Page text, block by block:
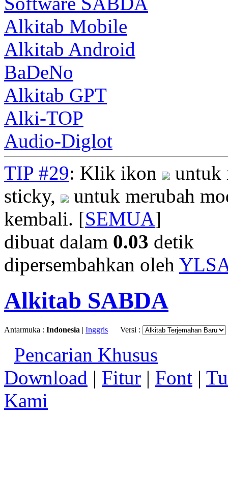
Alkitab Mobile
Alkitab Android
BaDeNo
Alkitab GPT
Alki-TOP
Audio-Diglot
TIP #29: Klik ikon
untuk
sticky,
untuk merubah
kembali. [SEMUA]
dibuat dalam 0.03 detik
dipersembahkan oleh
Alkitab SABDA
Antarmuka : Indonesia | Inggris Versi :
Pencarian Khusus
Download | Fitur | Font |
Kami